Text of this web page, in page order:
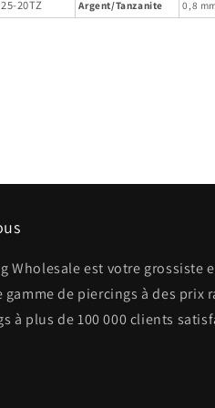
20TZ Argent/Tanzanite 0,8
Wholesale est votre grossiste
de piercings à des prix
à plus de 100 000 clients